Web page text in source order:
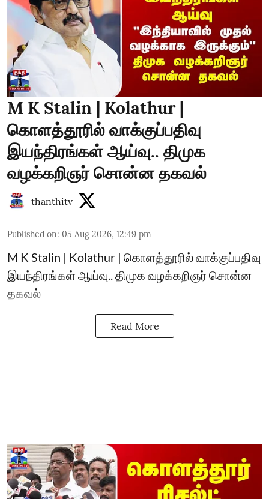
M K Stalin | Kolathur |
கொளத்தூரில் வாக்குப்பதிவு
இயந்திரங்கள் ஆய்வு.. திமுக
வழக்கறிஞர் சொன்ன தகவல்
thanthitv
Published on: 05 Aug 2026, 12:49 pm
M K Stalin | Kolathur | கொளத்தூரில் வாக்குப்பதிவு
இயந்திரங்கள் ஆய்வு.. திமுக வழக்கறிஞர் சொன்ன
தகவல்
Read More